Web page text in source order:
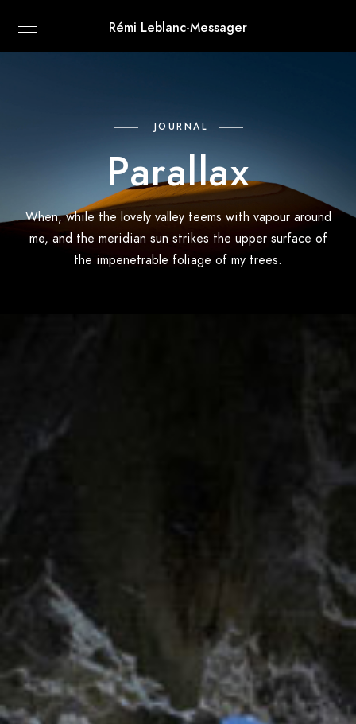
Rémi Leblanc-Messager
JOURNAL
Parallax
When, while the lovely valley teems with vapour around
me, and the meridian sun strikes the upper surface of
the impenetrable foliage of my trees.